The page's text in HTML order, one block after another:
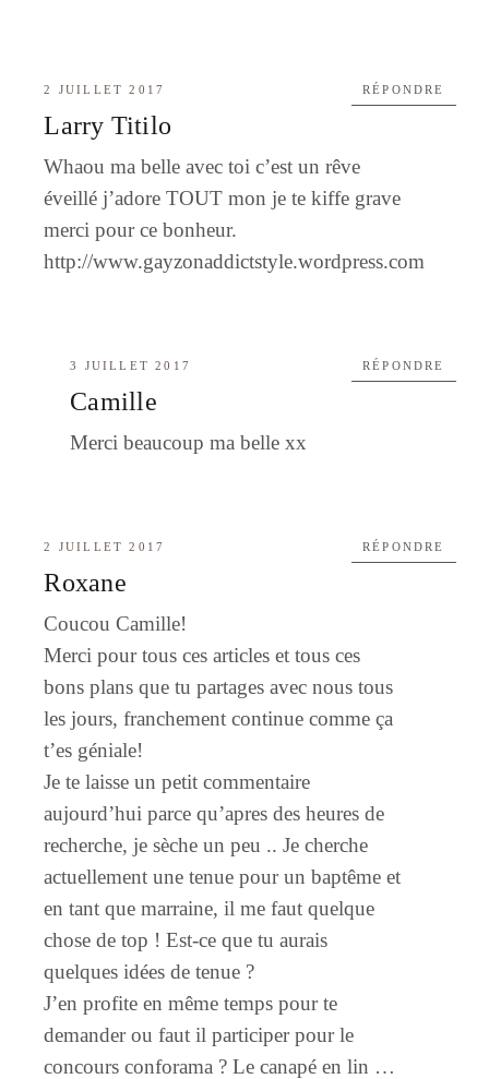
2 JUILLET 2017
Larry Titilo
Whaou ma belle avec toi c’est un rêve
éveillé j’adore TOUT mon je te kiffe grave
merci pour ce bonheur.
http://www.gayzonaddictstyle.wordpress.com
RÉPONDRE
3 JUILLET 2017
Camille
Merci beaucoup ma belle xx
RÉPONDRE
2 JUILLET 2017
Roxane
Coucou Camille!
Merci pour tous ces articles et tous ces
bons plans que tu partages avec nous tous
les jours, franchement continue comme ça
t’es géniale!
Je te laisse un petit commentaire
aujourd’hui parce qu’apres des heures de
recherche, je sèche un peu .. Je cherche
actuellement une tenue pour un baptême et
en tant que marraine, il me faut quelque
chose de top ! Est-ce que tu aurais
quelques idées de tenue ?
J’en profite en même temps pour te
demander ou faut il participer pour le
concours conforama ? Le canapé en lin …
RÉPONDRE